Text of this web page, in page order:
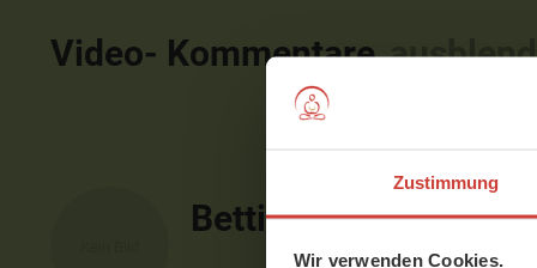
Zustimmung
Wir verwenden Cookies.
Video- Kommentare
Bettina